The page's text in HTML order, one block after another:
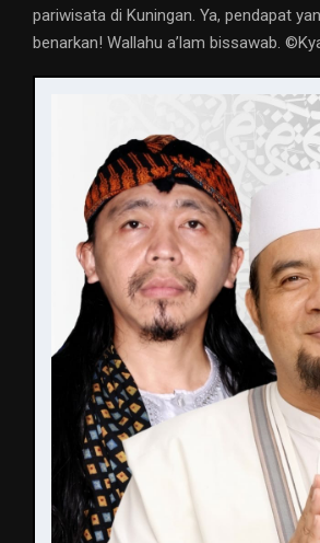
pariwisata di Kuningan. Ya, pendapat
benarkan! Wallahu a’lam bissawab.